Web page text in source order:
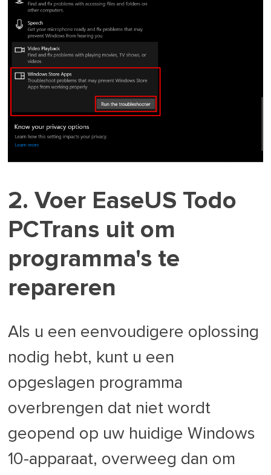
2. Voer EaseUS Todo
PCTrans uit om
programma's te
repareren
Als u een eenvoudigere oplossing
nodig hebt, kunt u een
opgeslagen programma
overbrengen dat niet wordt
geopend op uw huidige Windows
10-apparaat, overweeg dan om